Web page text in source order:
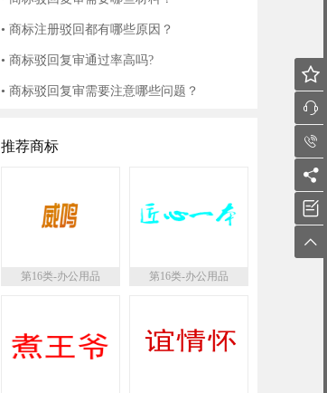
• 商标注册驳回都有哪些原因？
• 商标驳回复审通过率高吗?
• 商标驳回复审需要注意哪些问题？
推荐商标
第16类-办公用品 第16类-办公用品





